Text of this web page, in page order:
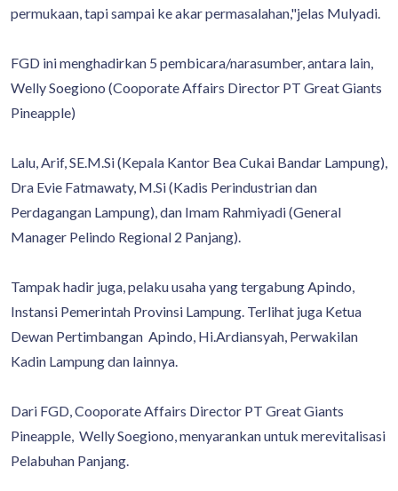
permukaan, tapi sampai ke akar permasalahan,"jelas Mulyadi.
FGD ini menghadirkan 5 pembicara/narasumber, antara lain,
Welly Soegiono (Cooporate Affairs Director PT Great Giants
Pineapple)
Lalu, Arif, SE.M.Si (Kepala Kantor Bea Cukai Bandar Lampung),
Dra Evie Fatmawaty, M.Si (Kadis Perindustrian dan
Perdagangan Lampung), dan Imam Rahmiyadi (General
Manager Pelindo Regional 2 Panjang).
Tampak hadir juga, pelaku usaha yang tergabung Apindo,
Instansi Pemerintah Provinsi Lampung. Terlihat juga Ketua
Dewan Pertimbangan Apindo, Hi.Ardiansyah, Perwakilan
Kadin Lampung dan lainnya.
Dari FGD, Cooporate Affairs Director PT Great Giants
Pineapple, Welly Soegiono, menyarankan untuk merevitalisasi
Pelabuhan Panjang.